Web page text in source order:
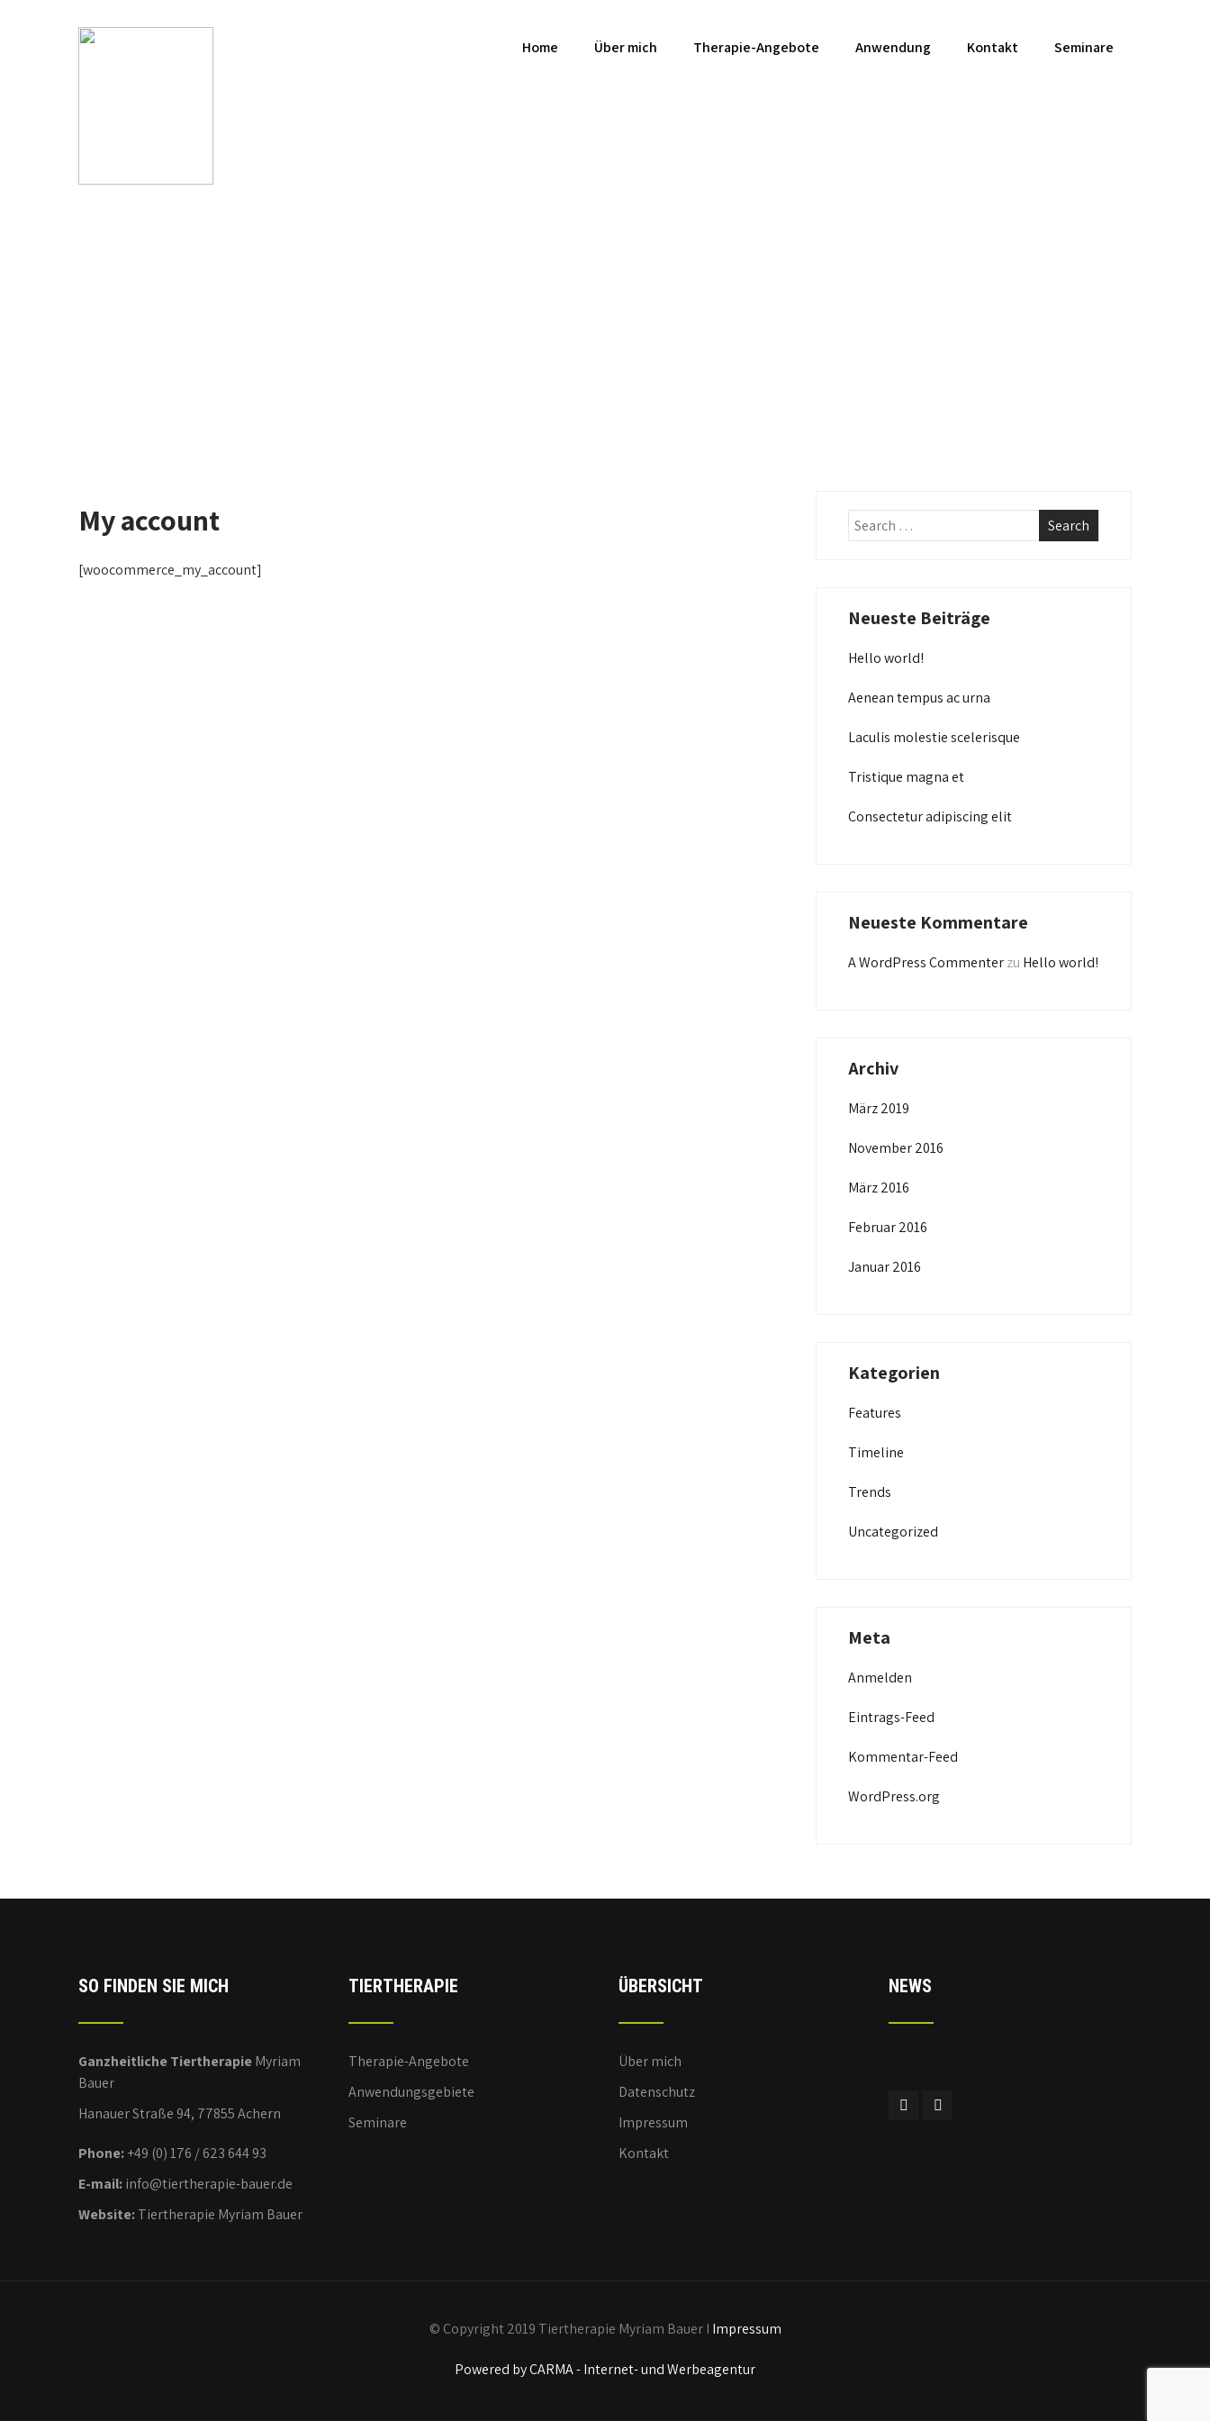
Home Über mich Therapie-Angebote Anwendung Kontakt Seminare
My account
[woocommerce_my_account]
Neueste Beiträge
Hello world!
Aenean tempus ac urna
Laculis molestie scelerisque
Tristique magna et
Consectetur adipiscing elit
Neueste Kommentare
A WordPress Commenterzu Hello world!
Archiv
März 2019
November 2016
März 2016
Februar 2016
Januar 2016
Kategorien
Features
Timeline
Trends
Uncategorized
Meta
Anmelden
Eintrags-Feed
Kommentar-Feed
WordPress.org
SO FINDEN SIE MICH
Ganzheitliche TiertherapieMyriam
Bauer
Hanauer Straße 94, 77855 Achern
Phone:+49 (0) 176 / 623 644 93
E-mail:info@tiertherapie-bauer.de
Website:Tiertherapie Myriam Bauer
TIERTHERAPIE
Therapie-Angebote
Anwendungsgebiete
Seminare
ÜBERSICHT
Über mich
Datenschutz
Impressum
Kontakt
NEWS
© Copyright 2019 Tiertherapie Myriam Bauer I Impressum
Powered by CARMA - Internet- und Werbeagentur